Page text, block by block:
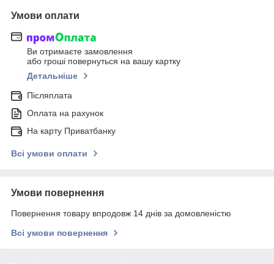
Умови оплати
Ви отримаєте замовлення
або гроші повернуться на вашу картку
Детальніше
Післяплата
Оплата на рахунок
На карту Приватбанку
Всі умови оплати
Умови повернення
Повернення товару впродовж 14 днів за домовленістю
Всі умови повернення